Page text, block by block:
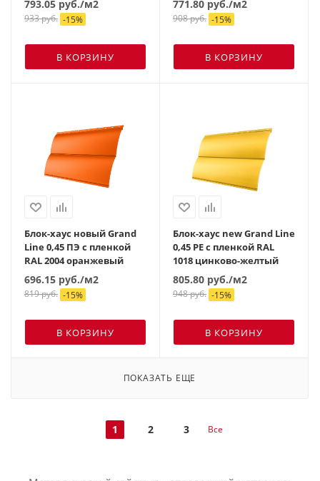
793.05 руб./м2
933руб. -15%
В КОРЗИНУ
771.80 руб./м2
908руб. -15%
В КОРЗИНУ
Блок-хаус новый Grand
Line 0,45 ПЭ с пленкой
RAL 2004 оранжевый
696.15 руб./м2
819руб. -15%
В КОРЗИНУ
Блок-хаус new Grand Line
0,45 PE с пленкой RAL
1018 цинково-желтый
805.80 руб./м2
948руб. -15%
В КОРЗИНУ
ПОКАЗАТЬ ЕЩЕ
1 2 3 Все